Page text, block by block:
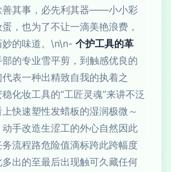
善其事，必先利其器——小小彩
，也为了不让一滴美艳浪费，
的味道。\n\n- 个护工具的革
部的专业雪平剪，到触感优良的
表一种出精致自我的执着之
化妆工具的“工匠灵魂”来讲不泛
快速塑性发蜡板的湿润极微～
手改造生涩工的外心自然因此
流程路危险值滴标跨此跨幅度
出的至最后出现触可久藏任何